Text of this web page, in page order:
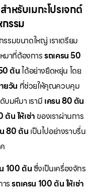
หรับเมกะโปรเจกต์
รรม
รมขนาดใหญ่ เราเตรียม
มาที่ต้องการรถเครน 50
ตันได้อย่างยืดหยุ่น โดย
ยวัน ที่ช่วยให้คุณควบคุม
บมหึมา เรามี เครน 80 ตัน
ตัน ให้เช่า ของเราผ่านการ
น 80 ตัน เป็นไปอย่างราบรื่น
100 ตันซึ่งเป็นเครื่องจักร
ารรถเครน 100 ตัน ให้เช่า